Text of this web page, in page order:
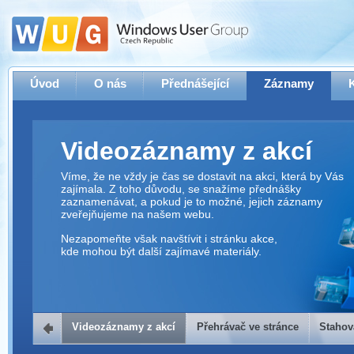
Úvod O nás Přednášející Záznamy
Videozáznamy z akcí
Víme, že ne vždy je čas se dostavit na akci, která by Vás
zajímala. Z toho důvodu, se snažíme přednášky
zaznamenávat, a pokud je to možné, jejich záznamy
zveřejňujeme na našem webu.
Nezapomeňte však navštívit i stránku akce,
kde mohou být další zajímavé materiály.
Přehrávač ve stránce
Videozáznamy z akcí Přehrávač ve stránce